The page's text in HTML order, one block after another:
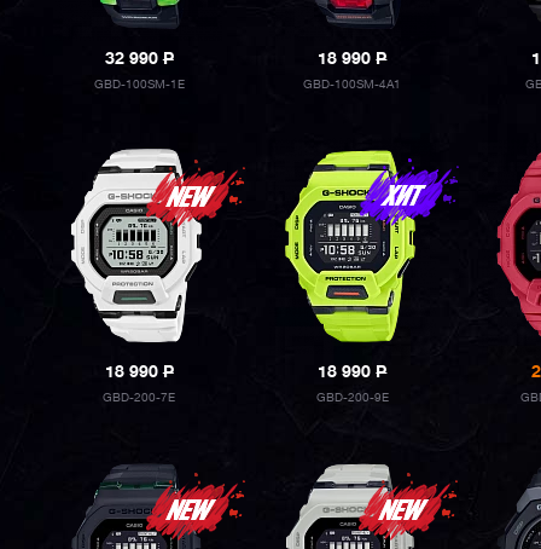
32 990P
GBD-100SM-1E
18 990P
GBD-100SM-4A1
18 990P
GBD-200-7E
18 990P
GBD-200-9E